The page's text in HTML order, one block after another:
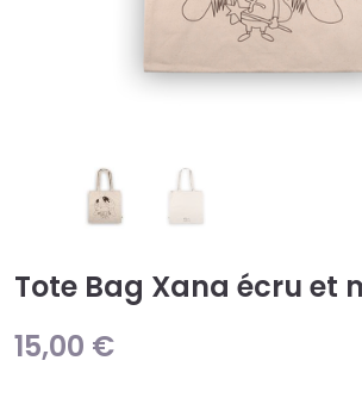
Tote Bag Xana écru et
15,00 €